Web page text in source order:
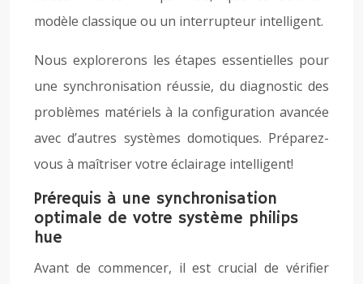
modèle classique ou un interrupteur intelligent.
Nous explorerons les étapes essentielles pour
une synchronisation réussie, du diagnostic des
problèmes matériels à la configuration avancée
avec d’autres systèmes domotiques. Préparez-
vous à maîtriser votre éclairage intelligent!
Prérequis à une synchronisation
optimale de votre système philips
hue
Avant de commencer, il est crucial de vérifier